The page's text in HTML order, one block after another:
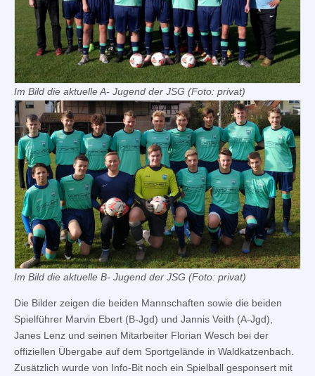
Im Bild die aktuelle A- Jugend der JSG (Foto: privat)
Im Bild die aktuelle B- Jugend der JSG (Foto: privat)
Die Bilder zeigen die beiden Mannschaften sowie die beiden
Spielführer Marvin Ebert (B-Jgd) und Jannis Veith (A-Jgd),
Janes Lenz und seinen Mitarbeiter Florian Wesch bei der
offiziellen Übergabe auf dem Sportgelände in Waldkatzenbach.
Zusätzlich wurde von Info-Bit noch ein Spielball gesponsert mit